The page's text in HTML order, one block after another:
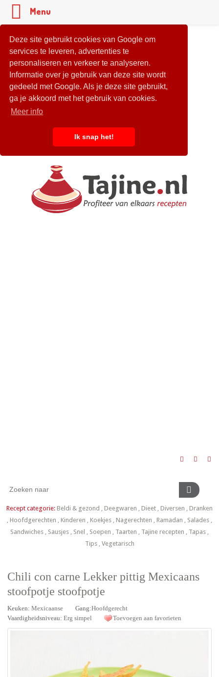
Deze site gebruikt cookies van Google om
services te leveren, advertenties te
personaliseren en verkeer te analyseren.
Informatie over je gebruik van deze site wordt
gedeeld met Google. Als je deze site gebruikt,
ga je akkoord met het gebruik van cookies.
Meer info
Ik snap het!
Recept categorie: Beldi & gezond , Deegwaren , Dieet , Diversen , Dranken
, Hoofdgerechten , Kinderen , Koekjes , Nagerechten , Ramadan , Salades ,
Sandwiches , Sausjes , Snel , Soepen , Taarten , Tajine recepten , Tapas ,
Tips, Vegetarisch
Chili con carne Lekker pittig Mexicaans
stoofpotje stoofpotje
Keuken:Mexicaanse Gang:Hoofdgerecht
Vaardigheidsniveau:Erg simpel Toevoegen aan favorieten
Menu